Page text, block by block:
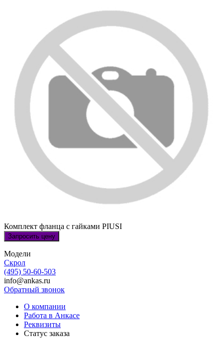
Комплект фланца с гайками PIUSI
Запросить цену
Модели
Скрол
(495) 50-60-503
info@ankas.ru
Обратный звонок
О компании
Работа в Анкасе
Реквизиты
Статус заказа